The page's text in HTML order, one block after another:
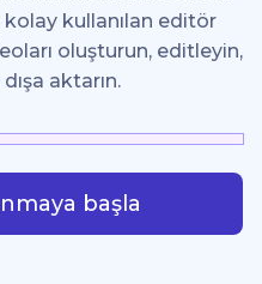
kullanılan editör
oluşturun, editleyin,
aktarın.
başla